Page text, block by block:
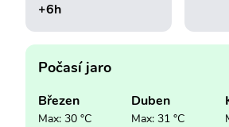
+6h
Počasí jaro
Březen
Max: 30 °C
Duben
Max: 31 °C